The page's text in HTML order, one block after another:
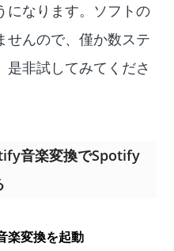
になります。ソフトの
せんので、僅か数ステ
是非試してみてくださ
音楽変換でSpotify
楽変換を起動